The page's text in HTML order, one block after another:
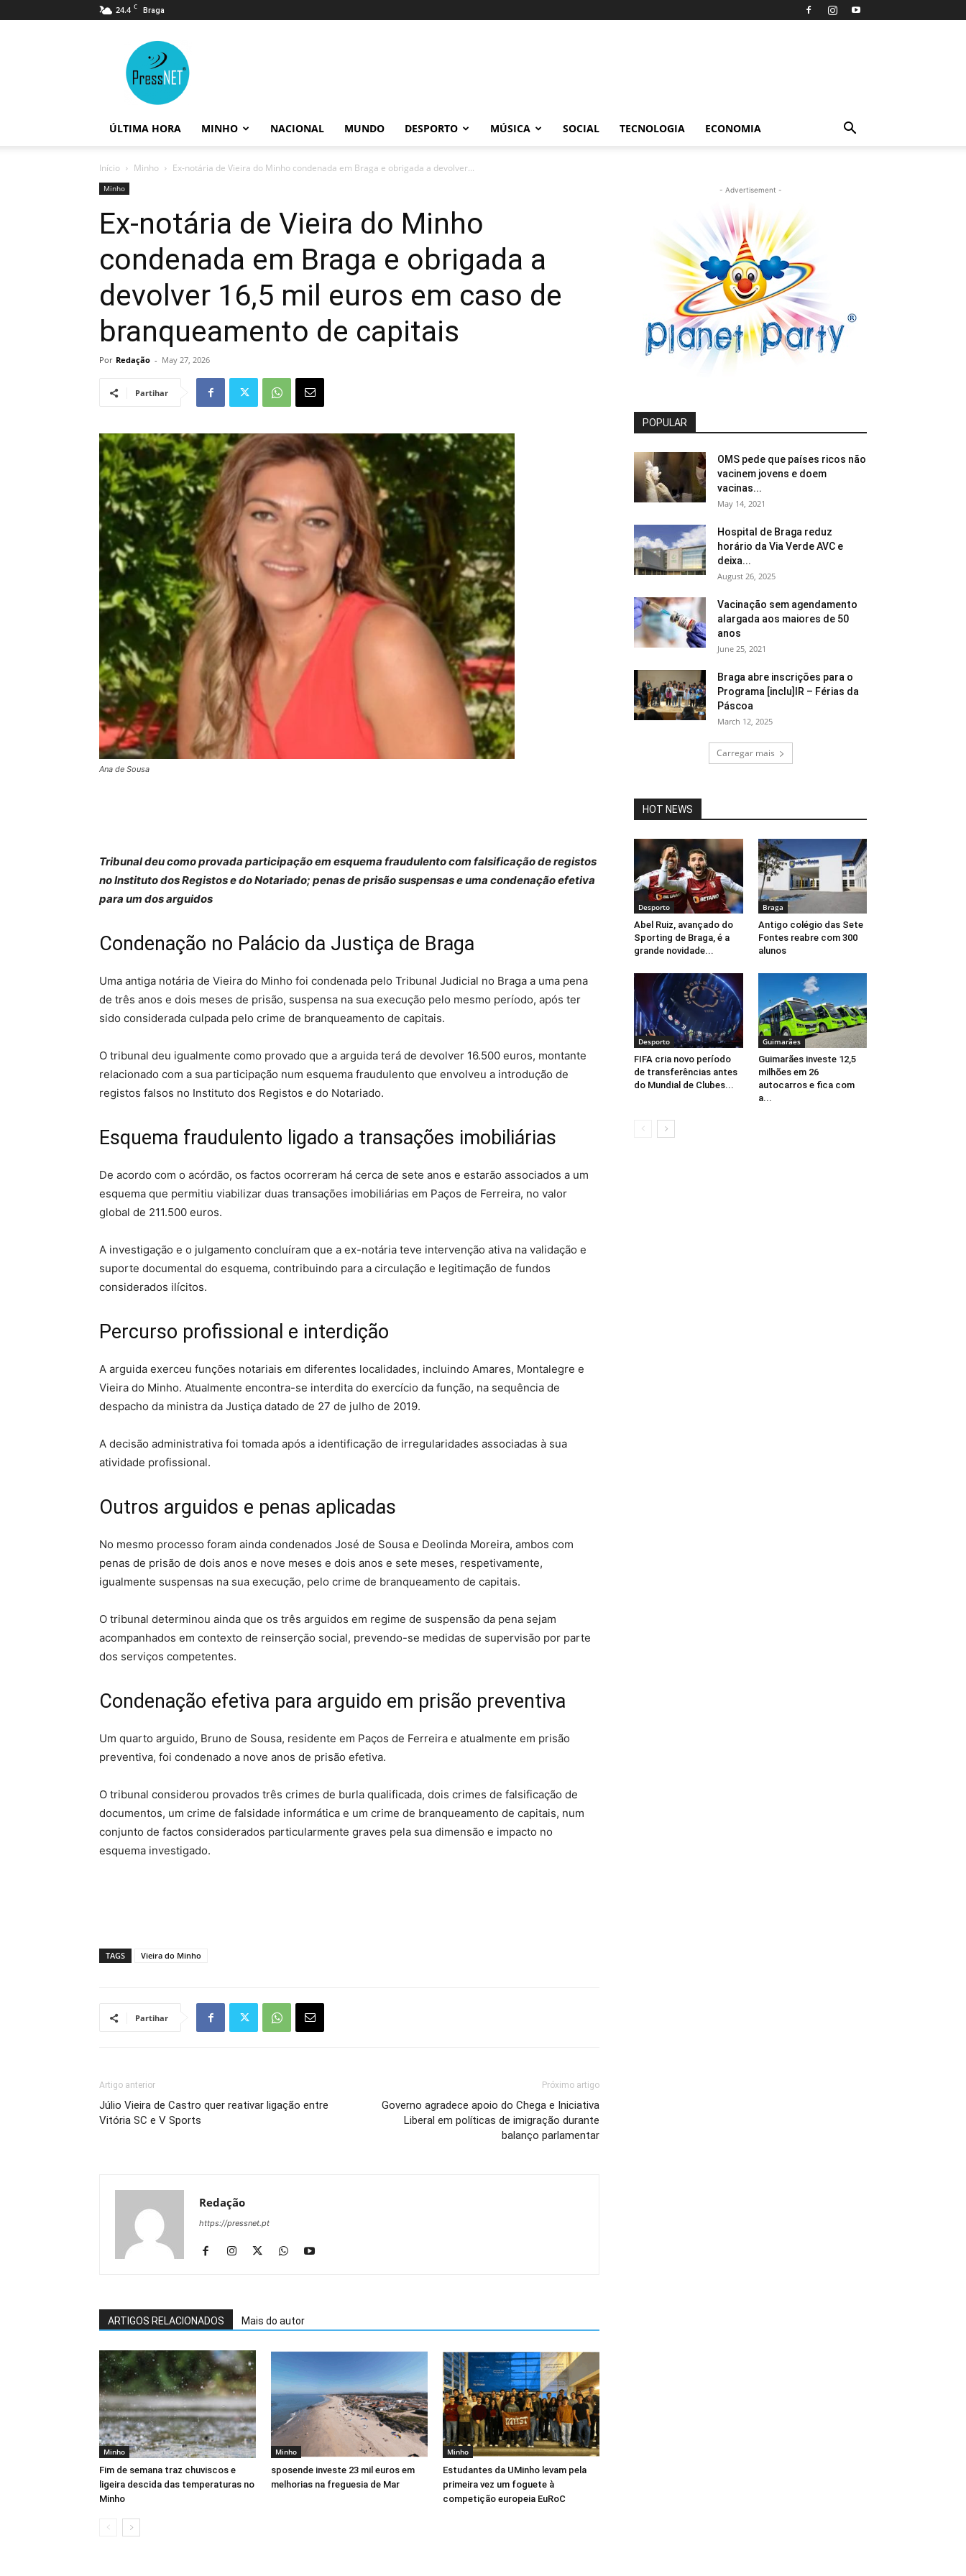
24.4 C Braga
ÚLTIMA HORA MINHO NACIONAL MUNDO DESPORTO MÚSICA SOCIAL TECNOLOGIA ECONOMIA
Início Minho Ex-notária de Vieira do Minho condenada em Braga e obrigada a devolver...
Minho
Ex-notária de Vieira do Minho
condenada em Braga e obrigada a
devolver 16,5 mil euros em caso de
branqueamento de capitais
Por Redação - May 27, 2026
Partihar
Ana de Sousa
Tribunal deu como provada participação em esquema fraudulento com falsificação de registos
no Instituto dos Registos e do Notariado; penas de prisão suspensas e uma condenação efetiva
para um dos arguidos
Condenação no Palácio da Justiça de Braga
Uma antiga notária de Vieira do Minho foi condenada pelo Tribunal Judicial no Braga a uma pena
de três anos e dois meses de prisão, suspensa na sua execução pelo mesmo período, após ter
sido considerada culpada pelo crime de branqueamento de capitais.
O tribunal deu igualmente como provado que a arguida terá de devolver 16.500 euros, montante
relacionado com a sua participação num esquema fraudulento que envolveu a introdução de
registos falsos no Instituto dos Registos e do Notariado.
Esquema fraudulento ligado a transações imobiliárias
De acordo com o acórdão, os factos ocorreram há cerca de sete anos e estarão associados a um
esquema que permitiu viabilizar duas transações imobiliárias em Paços de Ferreira, no valor
global de 211.500 euros.
A investigação e o julgamento concluíram que a ex-notária teve intervenção ativa na validação e
suporte documental do esquema, contribuindo para a circulação e legitimação de fundos
considerados ilícitos.
Percurso profissional e interdição
A arguida exerceu funções notariais em diferentes localidades, incluindo Amares, Montalegre e
Vieira do Minho. Atualmente encontra-se interdita do exercício da função, na sequência de
despacho da ministra da Justiça datado de 27 de julho de 2019.
A decisão administrativa foi tomada após a identificação de irregularidades associadas à sua
atividade profissional.
Outros arguidos e penas aplicadas
No mesmo processo foram ainda condenados José de Sousa e Deolinda Moreira, ambos com
penas de prisão de dois anos e nove meses e dois anos e sete meses, respetivamente,
igualmente suspensas na sua execução, pelo crime de branqueamento de capitais.
O tribunal determinou ainda que os três arguidos em regime de suspensão da pena sejam
acompanhados em contexto de reinserção social, prevendo-se medidas de supervisão por parte
dos serviços competentes.
Condenação efetiva para arguido em prisão preventiva
Um quarto arguido, Bruno de Sousa, residente em Paços de Ferreira e atualmente em prisão
preventiva, foi condenado a nove anos de prisão efetiva.
O tribunal considerou provados três crimes de burla qualificada, dois crimes de falsificação de
documentos, um crime de falsidade informática e um crime de branqueamento de capitais, num
conjunto de factos considerados particularmente graves pela sua dimensão e impacto no
esquema investigado.
TAGS Vieira do Minho
Partihar
Artigo anterior
Júlio Vieira de Castro quer reativar ligação entre
Vitória SC e V Sports
Próximo artigo
Governo agradece apoio do Chega e Iniciativa
Liberal em políticas de imigração durante
balanço parlamentar
Redação
https://pressnet.pt
ARTIGOS RELACIONADOS Mais do autor
Minho
Fim de semana traz chuviscos e
ligeira descida das temperaturas no
Minho
Minho
sposende investe 23 mil euros em
melhorias na freguesia de Mar
Minho
Estudantes da UMinho levam pela
primeira vez um foguete à
competição europeia EuRoC
- Advertisement -
POPULAR
OMS pede que países ricos não
vacinem jovens e doem
vacinas...
May 14, 2021
Hospital de Braga reduz
horário da Via Verde AVC e
deixa...
August 26, 2025
Vacinação sem agendamento
alargada aos maiores de 50
anos
June 25, 2021
Braga abre inscrições para o
Programa [inclu]IR – Férias da
Páscoa
March 12, 2025
Carregar mais
HOT NEWS
Desporto
Abel Ruiz, avançado do
Sporting de Braga, é a
grande novidade...
Braga
Antigo colégio das Sete
Fontes reabre com 300
alunos
Desporto
FIFA cria novo período
de transferências antes
do Mundial de Clubes...
Guimarães
Guimarães investe 12,5
milhões em 26
autocarros e fica com
a...